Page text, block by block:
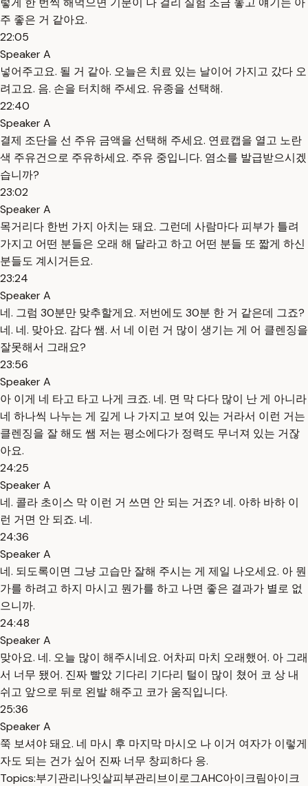
주 좋은 거 같아요.
22:05
Speaker A
넣어주고요. 될 거 같아. 오늘은 치료 있는 날이어 가지고 갔다 오
려고요. 음. 손을 터치해 주세요. 유종을 선택해.
22:40
Speaker A
결제 조단을 선 주유 금액을 선택해 주세요. 연료캡을 열고 노란
색 주유건으로 주유하세요. 주유 중입니다. 염소를 발급받으시겠
습니까?
23:02
Speaker A
목거리다 한번 가지 아치는 돼요. 그런데 사람마다 피부가 틀려
가지고 어떤 분들은 오래 해 달라고 하고 어떤 분들 또 짧게 하신
분들도 계시거든요.
23:24
Speaker A
네. 그럼 30분만 맞추할게요. 저번에도 30분 한 거 같은데 그죠?
네. 네. 맞아요. 감다 쌤. 서 네 이런 거 많이 생기는 게 어 클렌징을
잘못해서 그래요?
23:56
Speaker A
아 이게 네 타고 타고 나게 크죠. 네. 면 막 다다 많이 난 게 아니라
네 하나씩 나누는 게 깊게 나 가지고 보여 있는 거라서 이런 거는
클렌징을 잘 해도 쌤 저는 평소에다가 정력도 무너져 있는 거잖
아요.
24:25
Speaker A
네. 콜라 초이스 막 이런 거 쓰면 안 되는 거죠? 네. 아하 바하 이
런 거면 안 되죠. 네.
24:36
Speaker A
네. 되도록이면 그냥 고습만 잘해 주시는 게 제일 나오세요. 아 뭔
가를 하려고 하지 마시고 뭔가를 하고 나면 좋은 결과가 별로 없
으니까.
24:48
Speaker A
맞아요. 네. 오늘 많이 해주시네요. 어차피 마치 오래했어. 아 그래
서 너무 됐어. 진짜 빨았 기다리 기다리 털이 많이 쳤어 코 상 내
쉬고 앞으로 뒤로 왼발 해주고 코가 움직입니다.
25:36
Speaker A
쭉 보셔야 돼요. 네 마시 후 마지막 마시오 나 이거 여자가 이렇게
자도 되는 건가 싶어 진짜 너무 창피하다 응.
Topics:부기관리나잇살피부관리브이로그AHC아이크림아이크